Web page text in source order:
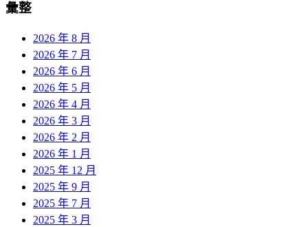
彙整
2026 年 8 月
2026 年 7 月
2026 年 6 月
2026 年 5 月
2026 年 4 月
2026 年 3 月
2026 年 2 月
2026 年 1 月
2025 年 12 月
2025 年 9 月
2025 年 7 月
2025 年 3 月